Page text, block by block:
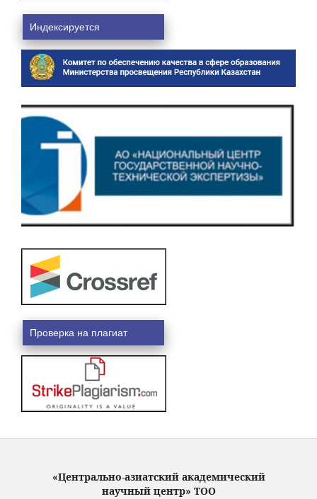
Индексируется
Проверка на плагиат
«Центрально-азиатский академический
научный центр» ТОО